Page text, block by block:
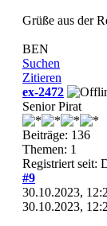
Grüße aus der
BEN
Suchen
Zitieren
ex-2472
Senior Pirat
Beiträge: 136
Themen: 1
Registriert seit:
#9
30.10.2023,
30.10.2023,